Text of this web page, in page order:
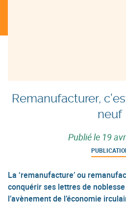
Remanufacturer,
neuf
Publié le 19
La ‘remanufacture’ ou
conquérir ses lettres de
l’avènement de l’économie